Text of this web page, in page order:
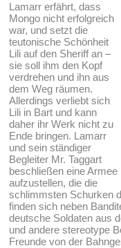
Lamarr erfährt, dass
Mongo nicht erfolgreich
war, und setzt die
teutonische Schönheit
Lili auf den Sheriff an –
sie soll ihm den Kopf
verdrehen und ihn aus
dem Weg räumen.
Allerdings verliebt sich
Lili in Bart und kann
daher ihr Werk nicht zu
Ende bringen. Lamarr
und sein ständiger
Begleiter Mr. Taggart
beschließen eine Armee
aufzustellen, die die
schlimmsten Schurken
finden sich neben
deutsche Soldaten aus
und andere stereotype
Freunde von der